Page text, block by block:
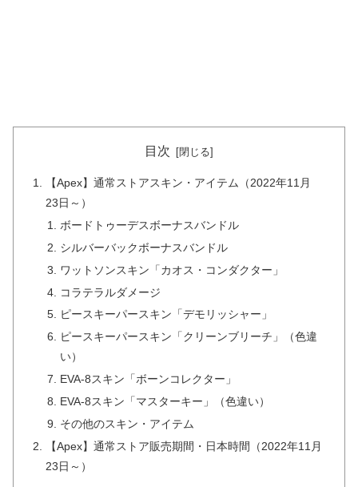
目次
【Apex】通常ストアスキン・アイテム（2022年11月
23日～）
ボードトゥーデスボーナスバンドル
シルバーバックボーナスバンドル
ワットソンスキン「カオス・コンダクター」
コラテラルダメージ
ピースキーパースキン「デモリッシャー」
ピースキーパースキン「クリーンブリーチ」（色違
い）
EVA-8スキン「ボーンコレクター」
EVA-8スキン「マスターキー」（色違い）
その他のスキン・アイテム
【Apex】通常ストア販売期間・日本時間（2022年11月
23日～）